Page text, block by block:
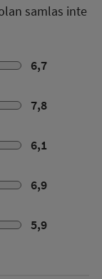
samlas inte
6,7
7,8
6,1
6,9
5,9